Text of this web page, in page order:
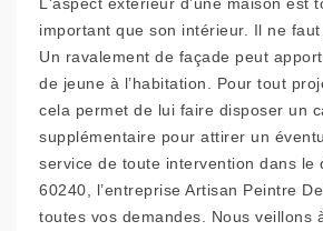
important que son intérieur. Il ne faut
Un ravalement de façade peut
de jeune à l’habitation. Pour tout
cela permet de lui faire disposer un
supplémentaire pour attirer un
service de toute intervention dans le
60240, l’entreprise Artisan Peintre
toutes vos demandes. Nous veillons